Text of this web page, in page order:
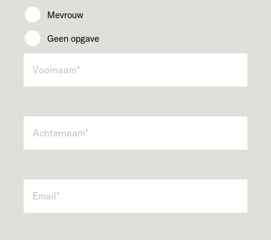
Mevrouw
Geen opgave